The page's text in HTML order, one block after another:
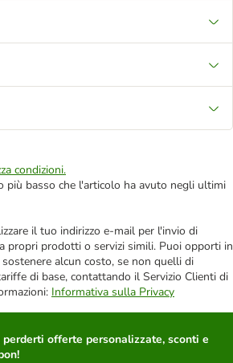
condizioni.
più basso che l'articolo ha avuto negli ultimi
il tuo indirizzo e-mail per l'invio di
propri prodotti o servizi simili. Puoi opporti in
alcun costo, se non quelli di
di base, contattando il Servizio Clienti di
Informativa sulla Privacy
perderti offerte personalizzate, sconti e